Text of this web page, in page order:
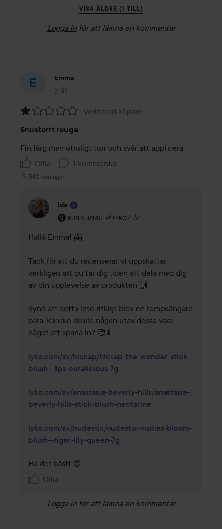
VISA ÄLDRE (1 TILL)
Logga in för att lämna en kommentar
Emma
2 år
Inlägget skapades 2 år
1
av
5
Verifierad köpare
Snustorrt rouge
Fin färg men otroligt torr och svår att applicera
Gilla
1 kommentar
542 visningar
Ida
KUNDTJÄNST PÅ LYKO
Användarens roll: Kundtjänst på Lyko.
2 år
Kommentaren lades 2 år
Hallå Emma! 🤗
Tack för att du recenserar, vi uppskattar
verkligen att du tar dig tiden att dela med dig
av din upplevelse av produkten 🙌
Synd att detta inte ritkigt blev en fempoängare
bara. Kanske skulle någon utav dessa vara
något att spana in? 🥰⬇
lyko.com/sv/hickap/hickap-the-wonder-stick-
blush---lips-coralicious-7g
lyko.com/sv/anastasia-beverly-hills/anastasia-
beverly-hills-stick-blush-nectarine
lyko.com/sv/nudestix/nudestix-nudies-bloom-
blush---tiger-lily-queen-7g
Ha det bäst! 😍
Gilla
Logga in för att lämna en kommentar